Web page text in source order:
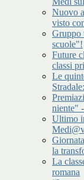
Nuovo
visto
Gruppo
scuole"!
Future
classi
Le
niente"
Ultimo
la
La
romana